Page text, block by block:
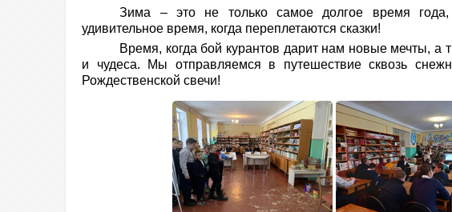
Зима – это не только самое долгое время
удивительное время, когда переплетаются сказки!
Время, когда бой курантов дарит нам новые мечты, а
и чудеса. Мы отправляемся в путешествие сквозь
Рождественской свечи!